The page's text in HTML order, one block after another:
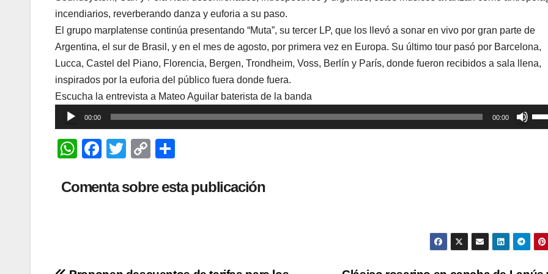
incendiarios, reverberando danza y euforia a su paso.
El grupo marplatense continúa presentando “Muta”, su tercer LP, que los llevó a sonar en vivo por gran parte de
Argentina, el sur de Brasil, y en el mes de agosto, por primera vez en Europa. Su último tour pasó por Barcelona,
Lucca, Castel del Piano, Florencia, Bergen, Trondheim, Voss, Berlín y París, donde fueron recibidos a sala llena,
inspirados por la euforia del público fuera donde fuera.
Escucha la entrevista a Mateo Aguilar baterista de la banda
Reproductor
de
audio
00:00 00:00
las
W
at
F
c
T
tt
C
p
m
Comenta sobre esta publicación